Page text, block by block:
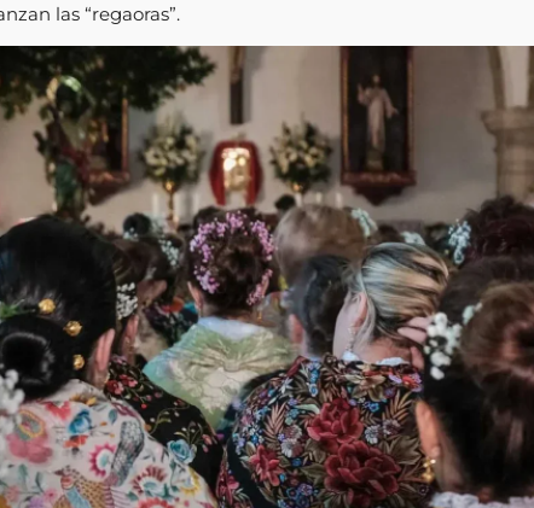
las “regaoras”.